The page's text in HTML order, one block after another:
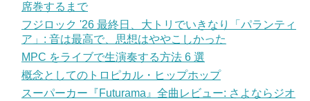
席巻するまで
フジロック '26 最終日、大トリでいきなり「パランティ
ア」: 音は最高で、思想はややこしかった
MPC をライブで生演奏する方法 6 選
概念としてのトロピカル・ヒップホップ
スーパーカー『Futurama』全曲レビュー: さよならジオ